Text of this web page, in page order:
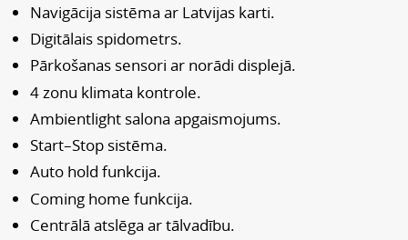
Navigācija sistēma ar Latvijas karti.
Digitālais spidometrs.
Pārkošanas sensori ar norādi displejā.
4 zonu klimata kontrole.
Ambientlight salona apgaismojums.
Start–Stop sistēma.
Auto hold funkcija.
Coming home funkcija.
Centrālā atslēga ar tālvadību.